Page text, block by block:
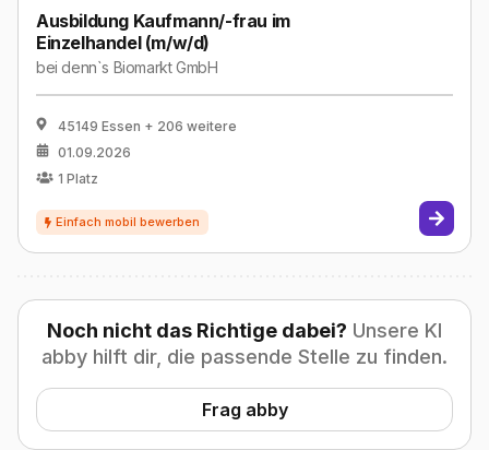
Ausbildung Kaufmann/-frau im
Einzelhandel (m/w/d)
beidenn`s Biomarkt GmbH
45149 Essen + 206 weitere
01.09.2026
1 Platz
Noch nicht das Richtige dabei? Unsere KI
abby hilft dir, die passende Stelle zu finden.
Frag abby